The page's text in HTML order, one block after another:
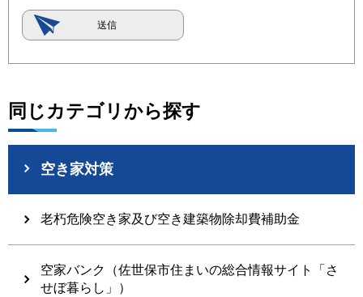
同じカテゴリから探す
空き家対策
老朽危険空き家及び空き建築物除却費補助金
空家バンク（佐世保市住まいの総合情報サイト「さ
せぼ暮らし」）